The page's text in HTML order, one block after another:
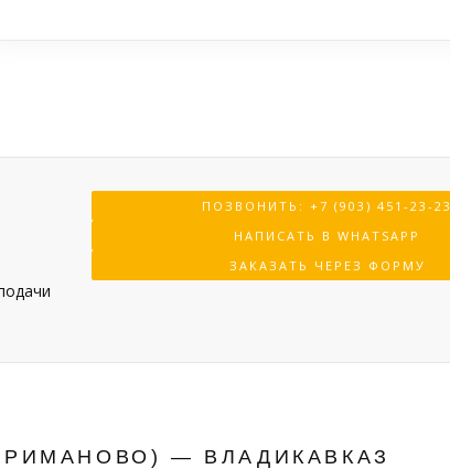
ПОЗВОНИТЬ: +7 (903) 451-23-23
НАПИСАТЬ В WHATSAPP
ЗАКАЗАТЬ ЧЕРЕЗ ФОРМУ
— ВЛАДИКАВКАЗ